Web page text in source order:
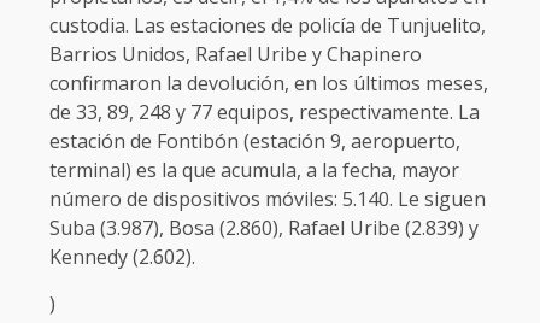
custodia. Las estaciones de policía de Tunjuelito,
Barrios Unidos, Rafael Uribe y Chapinero
confirmaron la devolución, en los últimos meses,
de 33, 89, 248 y 77 equipos, respectivamente. La
estación de Fontibón (estación 9, aeropuerto,
terminal) es la que acumula, a la fecha, mayor
número de dispositivos móviles: 5.140. Le siguen
Suba (3.987), Bosa (2.860), Rafael Uribe (2.839) y
Kennedy (2.602).
)